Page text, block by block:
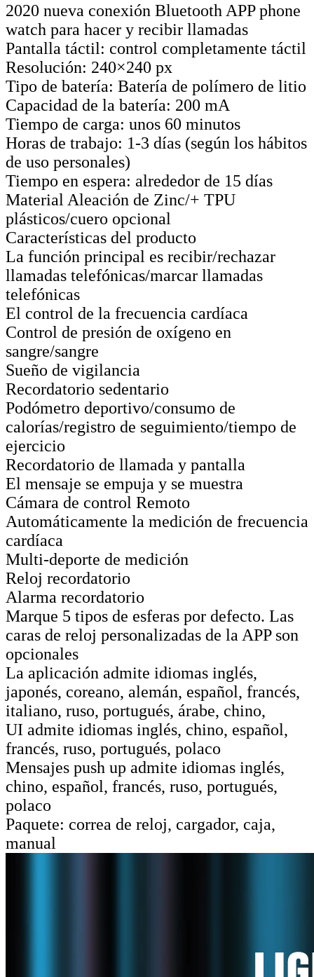
2020 nueva conexión Bluetooth APP phone
watch para hacer y recibir llamadas
Pantalla táctil: control completamente táctil
Resolución: 240×240 px
Tipo de batería: Batería de polímero de litio
Capacidad de la batería: 200 mA
Tiempo de carga: unos 60 minutos
Horas de trabajo: 1-3 días (según los hábitos
de uso personales)
Tiempo en espera: alrededor de 15 días
Material Aleación de Zinc/+ TPU
plásticos/cuero opcional
Características del producto
La función principal es recibir/rechazar
llamadas telefónicas/marcar llamadas
telefónicas
El control de la frecuencia cardíaca
Control de presión de oxígeno en
sangre/sangre
Sueño de vigilancia
Recordatorio sedentario
Podómetro deportivo/consumo de
calorías/registro de seguimiento/tiempo de
ejercicio
Recordatorio de llamada y pantalla
El mensaje se empuja y se muestra
Cámara de control Remoto
Automáticamente la medición de frecuencia
cardíaca
Multi-deporte de medición
Reloj recordatorio
Alarma recordatorio
Marque 5 tipos de esferas por defecto. Las
caras de reloj personalizadas de la APP son
opcionales
La aplicación admite idiomas inglés,
japonés, coreano, alemán, español, francés,
italiano, ruso, portugués, árabe, chino,
UI admite idiomas inglés, chino, español,
francés, ruso, portugués, polaco
Mensajes push up admite idiomas inglés,
chino, español, francés, ruso, portugués,
polaco
Paquete: correa de reloj, cargador, caja,
manual